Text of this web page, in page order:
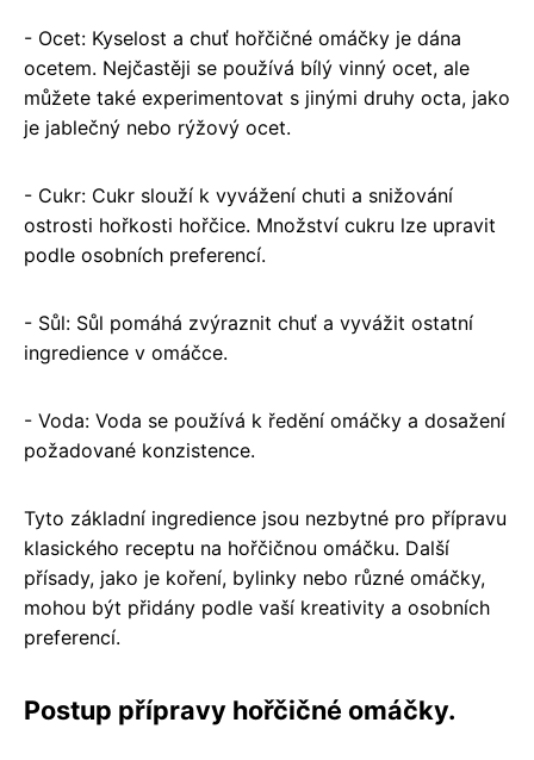
- Ocet: Kyselost a chuť hořčičné omáčky je dána
ocetem. Nejčastěji se používá bílý vinný ocet, ale
můžete také experimentovat s jinými druhy octa, jako
je jablečný nebo rýžový ocet.
- Cukr: Cukr slouží k vyvážení chuti a snižování
ostrosti hořkosti hořčice. Množství cukru lze upravit
podle osobních preferencí.
- Sůl: Sůl pomáhá zvýraznit chuť a vyvážit ostatní
ingredience v omáčce.
- Voda: Voda se používá k ředění omáčky a dosažení
požadované konzistence.
Tyto základní ingredience jsou nezbytné pro přípravu
klasického receptu na hořčičnou omáčku. Další
přísady, jako je koření, bylinky nebo různé omáčky,
mohou být přidány podle vaší kreativity a osobních
preferencí.
Postup přípravy hořčičné omáčky.